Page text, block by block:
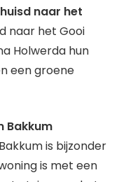
naar het
naar het Gooi
Holwerda hun
een groene
Bakkum
is bijzonder
is met een